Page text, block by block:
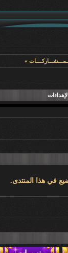
»
الإهداءات
في هذا المنتدى.